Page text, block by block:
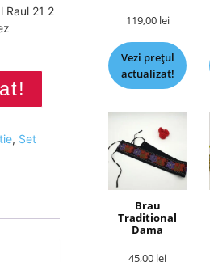
Raul 21 2
, Set
119,00 lei
Vezi prețul
actualizat!
Brau
Traditional
Dama
45,00 lei